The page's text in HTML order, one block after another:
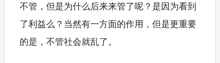
不管，但是为什么后来来管了呢？是因为看到
了利益么？当然有一方面的作用，但是更重要
的是，不管社会就乱了。